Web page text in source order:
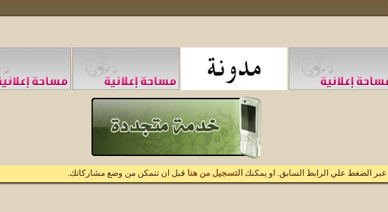
عبر الضغط علي الرابط السابق. او يمكنك التسجيل من هنا قبل ان تتمكن من وضع مشاركاتك.